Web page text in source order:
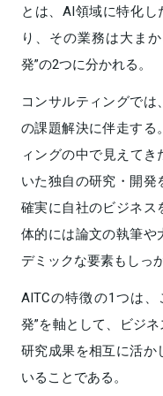
とは、AI領域に特化
り、その業務は大ま
発”の2つに分かれる。
コンサルティングで
の課題解決に伴走する
ィングの中で見えて
いた独自の研究・開発
確実に自社のビジネ
体的には論文の執筆や
デミックな要素もしっ
AITCの特徴の1つは
発”を軸として、ビジ
研究成果を相互に活か
いることである。